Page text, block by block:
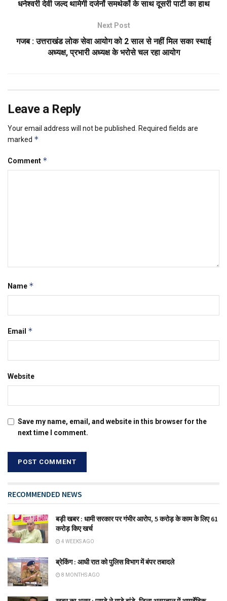
धनेश्वरी देवी जल्द थामेगी दर्जनों समर्थकों के साथ दूसरी पार्टी का हाथ
Next Post
गजब : उत्तराखंड लोक सेवा आयोग को 2 साल से नहीं मिल सका स्थाई
अध्यक्ष, प्रभारी अध्यक्ष के भरोसे चल रहा आयोग
Leave a Reply
Your email address will not be published.
Required fields are
marked *
Comment *
Name *
Email *
Website
Save my name, email, and website in this browser for the
next time I comment.
RECOMMENDED NEWS
बड़ी खबर : धामी सरकार पर गंभीर आरोप, 5 करोड़ के काम के लिए 61
करोड़ किए खर्च
4 WEEKS AGO
ब्रेकिंग : आधी रात को पुलिस विभाग में बंपर तबादले
8 MONTHS AGO